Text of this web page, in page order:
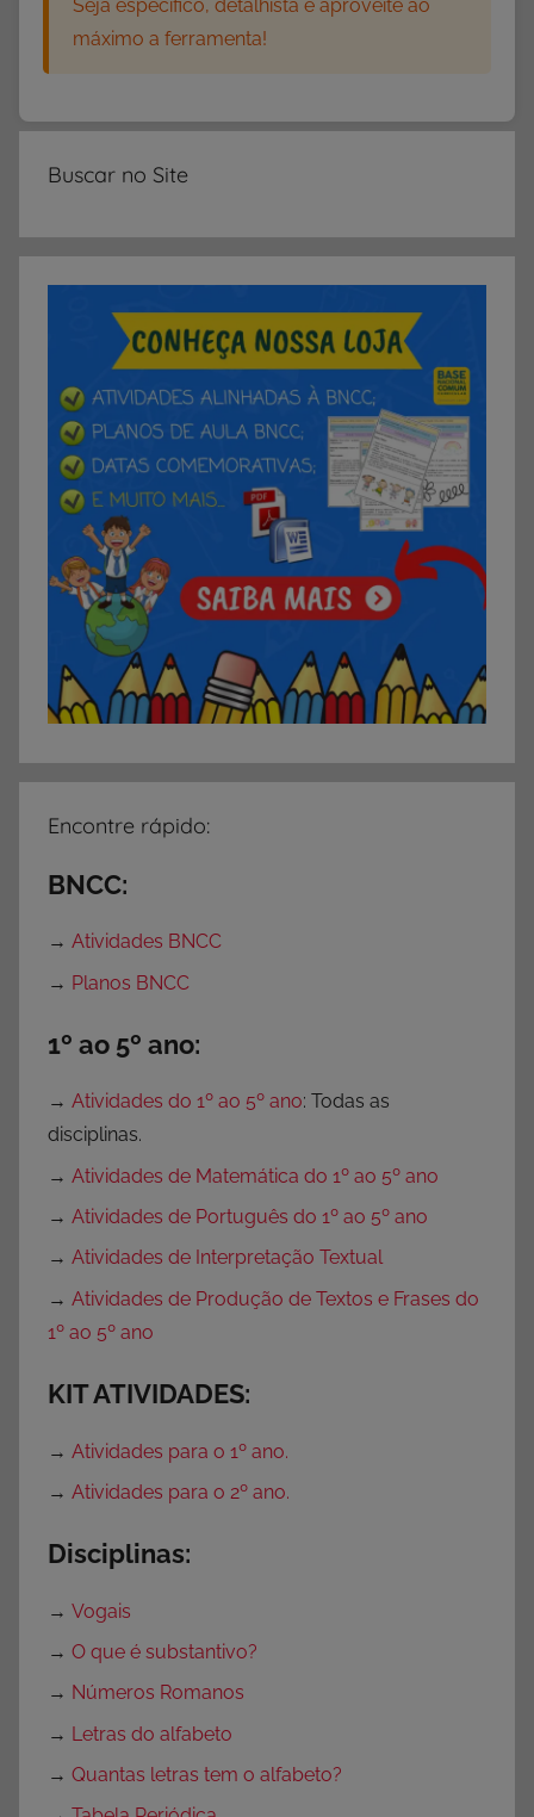
Seja específico, detalhista e aproveite ao
máximo a ferramenta!
Buscar no Site
Encontre rápido:
BNCC:
→ Atividades BNCC
→ Planos BNCC
1º ao 5º ano:
→ Atividades do 1º ao 5º ano: Todas as
disciplinas.
→ Atividades de Matemática do 1º ao 5º ano
→ Atividades de Português do 1º ao 5º ano
→ Atividades de Interpretação Textual
→ Atividades de Produção de Textos e Frases do
1º ao 5º ano
KIT ATIVIDADES:
→ Atividades para o 1º ano.
→ Atividades para o 2º ano.
Disciplinas:
→ Vogais
→ O que é substantivo?
→ Números Romanos
→ Letras do alfabeto
→ Quantas letras tem o alfabeto?